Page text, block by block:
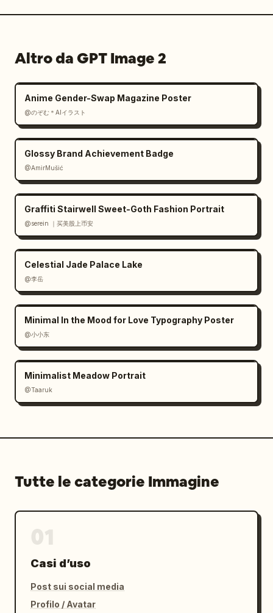
Altro da GPT Image 2
Anime Gender-Swap Magazine Poster
@のぞむ＊AIイラスト
Glossy Brand Achievement Badge
@AmirMušić
Graffiti Stairwell Sweet-Goth Fashion Portrait
@serein ｜买美股上币安
Celestial Jade Palace Lake
@李岳
Minimal In the Mood for Love Typography Poster
@小小东
Minimalist Meadow Portrait
@Taaruk
Tutte le categorie Immagine
Casi d’uso
Post sui social media
Profilo / Avatar